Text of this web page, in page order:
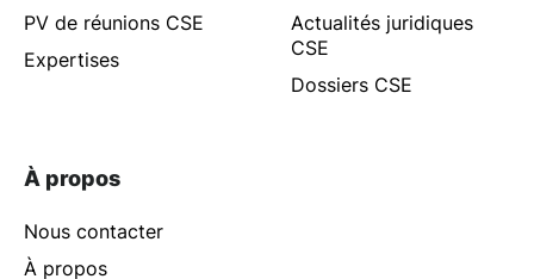
PV de réunions CSE
Expertises
Actualités juridiques
CSE
Dossiers CSE
À propos
Nous contacter
À propos